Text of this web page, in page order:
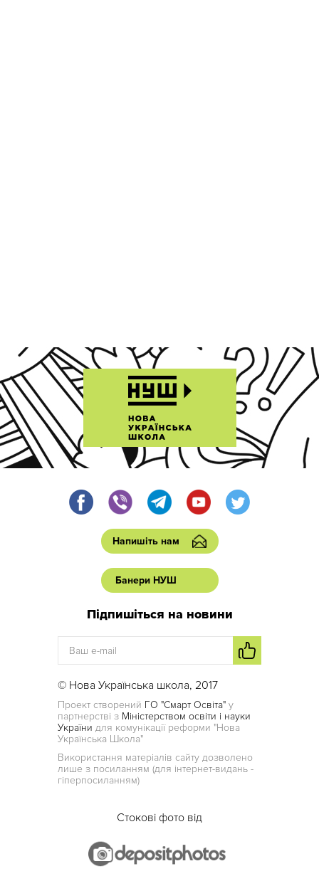
Напишіть нам
Банери НУШ
Підпишіться на новини
© Нова Українська школа, 2017
Проект створений ГО "Смарт Освіта" у
партнерстві з Міністерством освіти і науки
України для комунікації реформи "Нова
Українська Школа"
Використання матеріалів сайту дозволено
лише з посиланням (для інтернет-видань -
гіперпосиланням)
Стокові фото від